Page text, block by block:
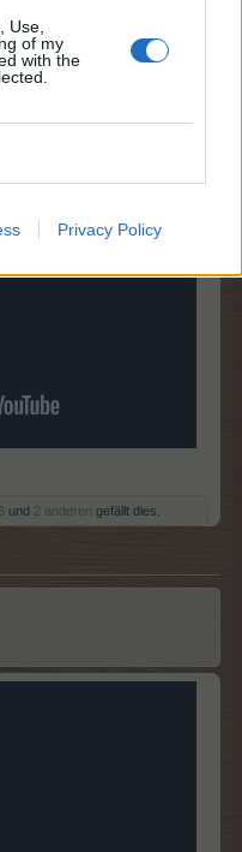
Use,
of my
with the
Privacy Policy
und 2 anderen gefällt dies.